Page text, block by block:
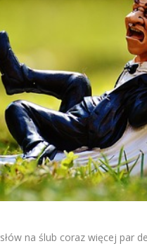
na ślub coraz więcej par